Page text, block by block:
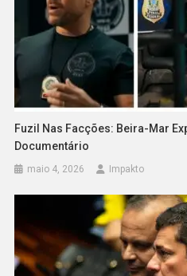
Fuzil Nas Facções: Beira-Mar
Documentário
maio 4, 2026 Impakto